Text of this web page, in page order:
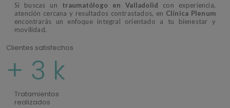
Si buscas un traumatólogo en Valladolid con experiencia,
atención cercana y resultados contrastados, en Clínica Plenum
encontrarás un enfoque integral orientado a tu bienestar y
movilidad.
Clientes satisfechos
+ 3 k
Tratamientos
realizados